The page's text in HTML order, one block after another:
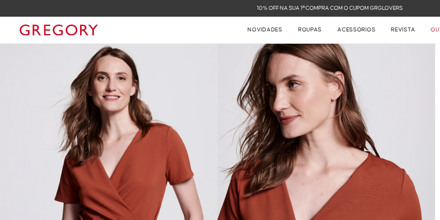
FRETE GRÁTIS NAS COMPRAS ACIMA DE R$ 899
NOVIDADES ROUPAS ACESSÓRIOS REVISTA